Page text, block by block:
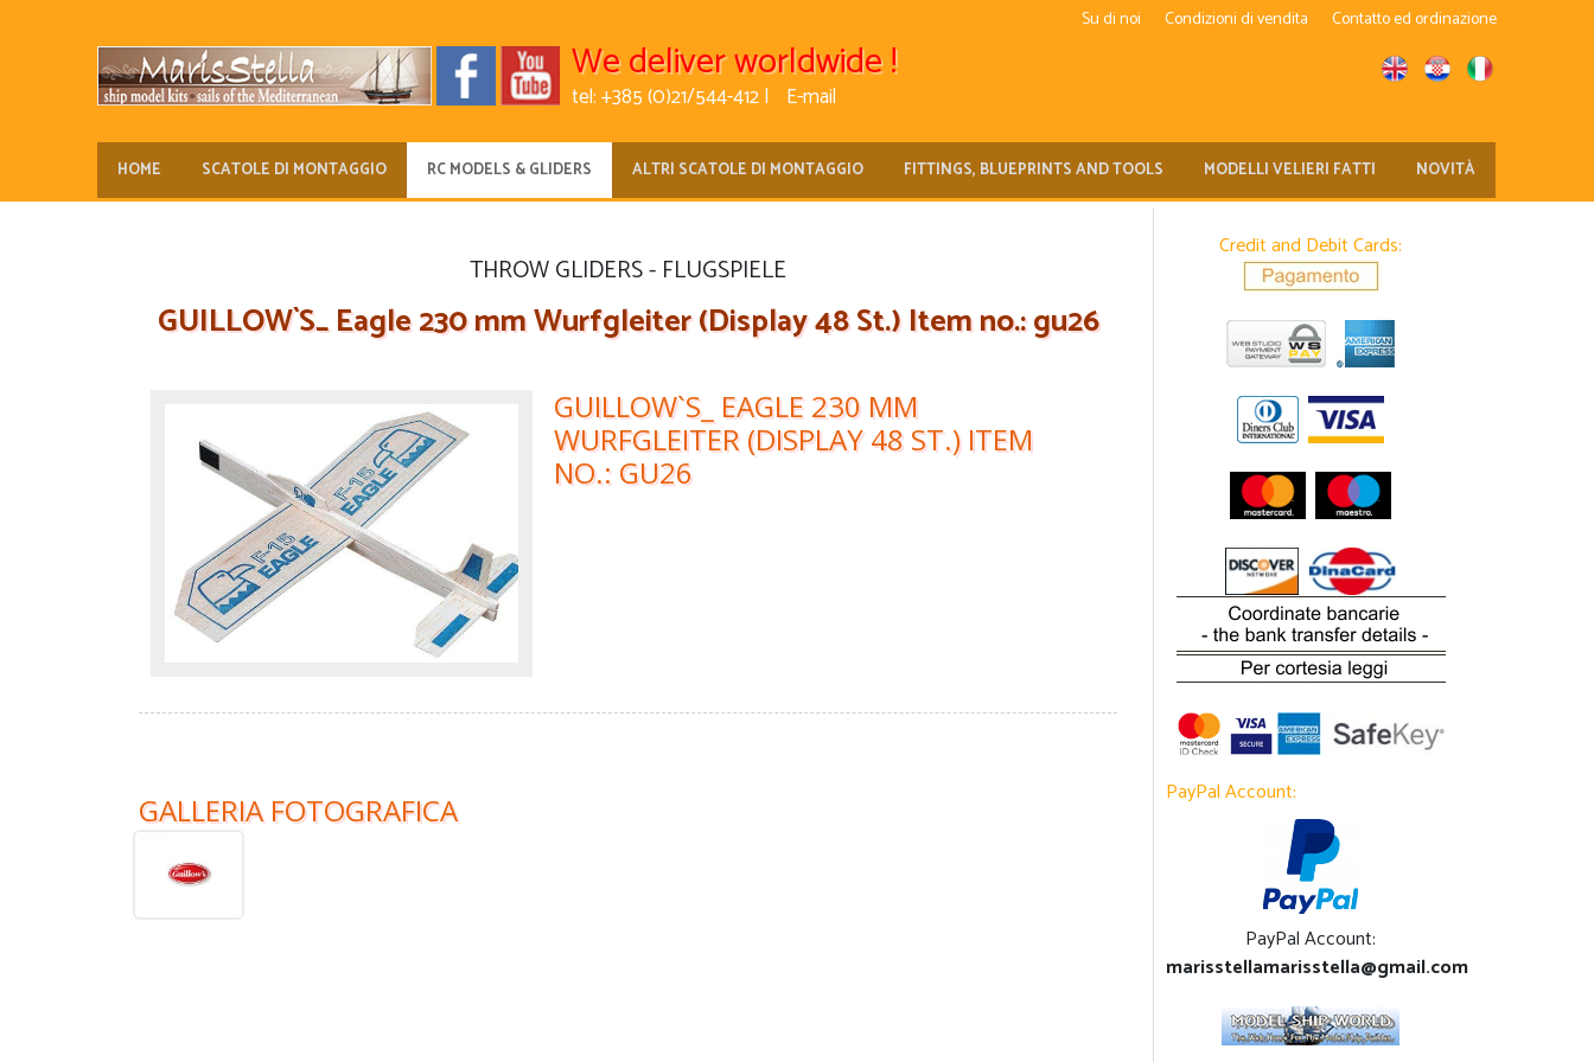
Su di noi Condizioni di vendita Contatto ed ordinazione
We deliver worldwide !
tel: +385 (0)21/544-412 | E-mail
HOME SCATOLE DI MONTAGGIO RC MODELS & GLIDERS ALTRI SCATOLE DI MONTAGGIO FITTINGS, BLUEPRINTS AND TOOLS MODELLI VELIERI FATTI NOVITÀ
THROW GLIDERS - FLUGSPIELE
GUILLOW`S_ Eagle 230 mm Wurfgleiter (Display 48 St.) Item no.: gu26
GUILLOW`S_ EAGLE 230 MM
WURFGLEITER (DISPLAY 48 ST.) ITEM
NO.: GU26
GALLERIA FOTOGRAFICA
Credit and Debit Cards:
PayPal Account:
PayPal Account:
marisstellamarisstella@gmail.com